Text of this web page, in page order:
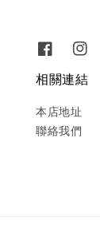
相關連結
本店地址
聯絡我們